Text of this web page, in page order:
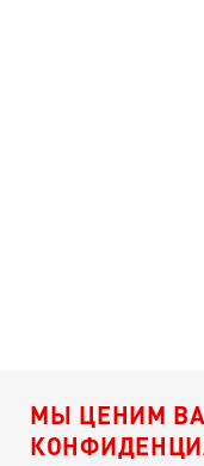
МЫ ЦЕНИМ